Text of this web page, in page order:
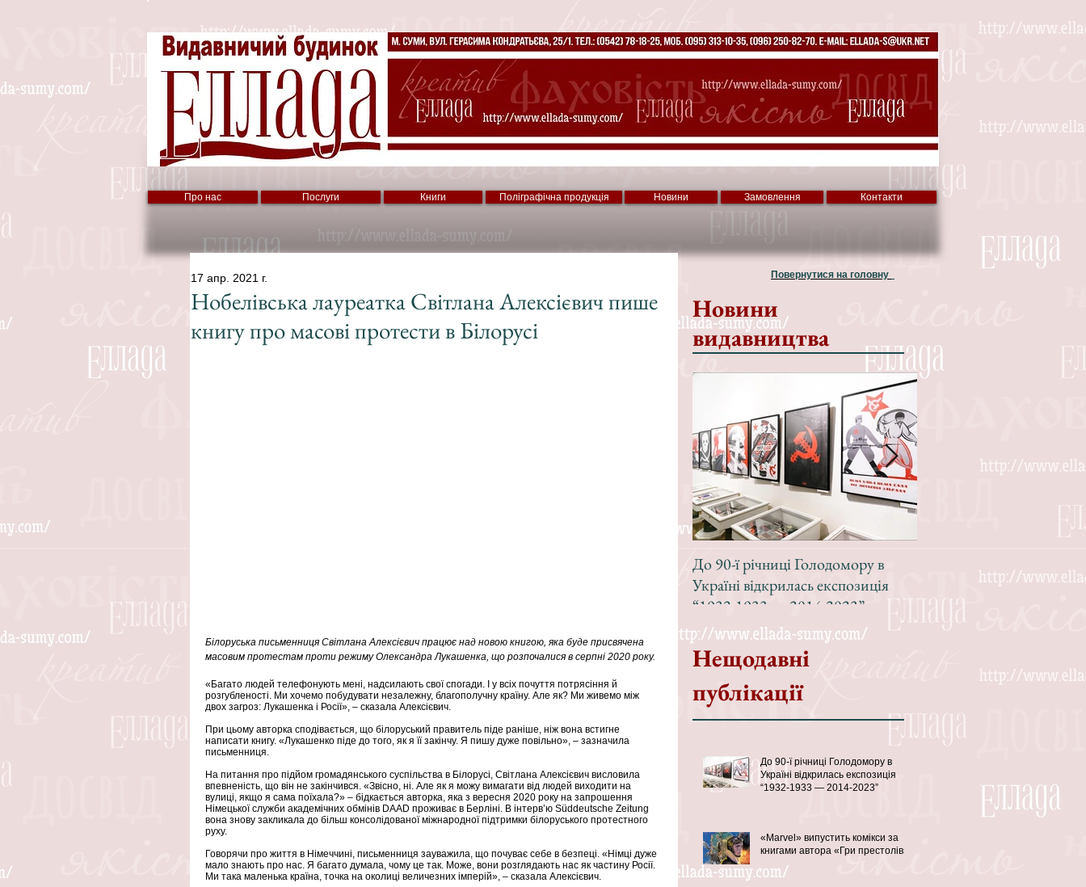
Про нас Послуги Книги Поліграфічна продукція Новини Замовлення Контакти
Нобелівська лауреатка Світлана Алексієвич пише
книгу про масові протести в Білорусі
17 апр. 2021 г.
Білоруська письменниця Світлана Алексієвич працює над новою книгою, яка буде присвячена
масовим протестам проти режиму Олександра Лукашенка, що розпочалися в серпні 2020 року.
«Багато людей телефонують мені, надсилають свої спогади. І у всіх почуття потрясіння й
розгубленості. Ми хочемо побудувати незалежну, благополучну країну. Але як? Ми живемо між
двох загроз: Лукашенка і Росії», – сказала Алексієвич.
При цьому авторка сподівається, що білоруський правитель піде раніше, ніж вона встигне
написати книгу. «Лукашенко піде до того, як я її закінчу. Я пишу дуже повільно», – зазначила
письменниця.
На питання про підйом громадянського суспільства в Білорусі, Світлана Алексієвич висловила
впевненість, що він не закінчився. «Звісно, ні. Але як я можу вимагати від людей виходити на
вулиці, якщо я сама поїхала?» – бідкається авторка, яка з вересня 2020 року на запрошення
Німецької служби академічних обмінів DAAD проживає в Берліні. В інтерв’ю Süddeutsche Zeitung
вона знову закликала до більш консолідованої міжнародної підтримки білоруського протестного
руху.
Говорячи про життя в Німеччині, письменниця зауважила, що почуває себе в безпеці. «Німці дуже
мало знають про нас. Я багато думала, чому це так. Може, вони розглядають нас як частину Росії.
Ми така маленька країна, точка на околиці величезних імперій», – сказала Алексієвич.
Повернутися на головну
Новини
видавництва
До 90-ї річниці Голодомору в
Україні відкрилась експозиція
“1932-1933 — 2014-2023”
Нещодавні
публікації
До 90-ї річниці Голодомору в
Україні відкрилась експозиція
“1932-1933 — 2014-2023”
«Marvel» випустить комікси за
книгами автора «Гри престолів»